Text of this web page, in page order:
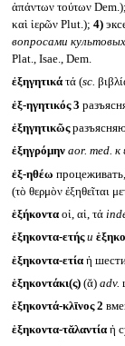
ἁπάντων τούτων Dem.);
καὶ ἱερῶν Plut.); 4)
вопросами
Plat., Isae., Dem.
ἐξηγητικά τά (sc.
ἐξ-ηγητικός 3
ἐξηγητικῶς
ἐξηγρόμην aor. med. к
ἐξ-ηθέω процеживать,
(τὸ θερμὸν ἐξηθεῖται
ἑξήκοντα οἱ, αἱ, τά
ἑξηκοντα-ετήςи
ἑξηκοντα-ετία ἡ
ἑξηκοντάκι(ς)(ᾰ) adv.
ἑξηκοντά-κλῑνος 2
ἑξηκοντα-τᾰλαντία ἡ